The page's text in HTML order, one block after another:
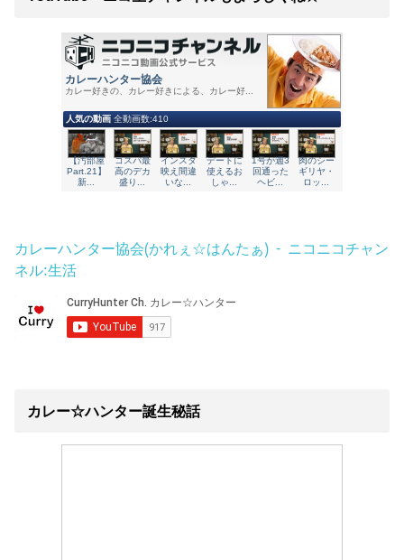
カレーハンター協会(かれぇ☆はんたぁ) - ニコニコチャン
ネル:生活
カレー☆ハンター誕生秘話